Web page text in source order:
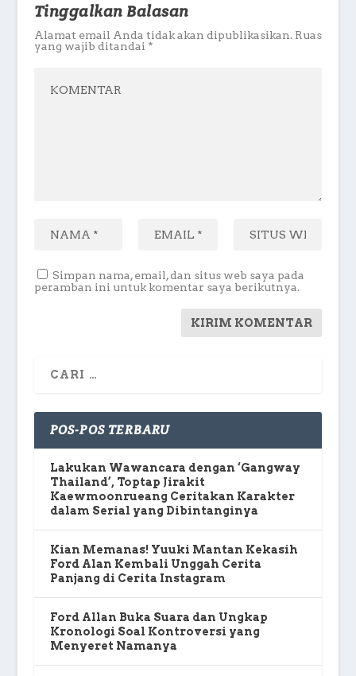
Tinggalkan Balasan
Alamat email Anda tidak akan dipublikasikan. Ruas
yang wajib ditandai *
Simpan nama, email, dan situs web saya pada
peramban ini untuk komentar saya berikutnya.
POS-POS TERBARU
Lakukan Wawancara dengan ‘Gangway
Thailand’, Toptap Jirakit
Kaewmoonrueang Ceritakan Karakter
dalam Serial yang Dibintanginya
Kian Memanas! Yuuki Mantan Kekasih
Ford Alan Kembali Unggah Cerita
Panjang di Cerita Instagram
Ford Allan Buka Suara dan Ungkap
Kronologi Soal Kontroversi yang
Menyeret Namanya